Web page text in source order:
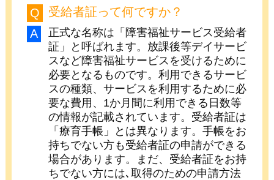
受給者証って何ですか？
正式な名称は「障害福祉サービス受給者
証」と呼ばれます。放課後等デイサービ
スなど障害福祉サービスを受けるために
必要となるものです。利用できるサービ
スの種類、サービスを利用するために必
要な費用、1か月間に利用できる日数等
の情報が記載されています。受給者証は
「療育手帳」とは異なります。手帳をお
持ちでない方も受給者証の申請ができる
場合があります。まだ、受給者証をお持
ちでない方には､取得のための申請方法